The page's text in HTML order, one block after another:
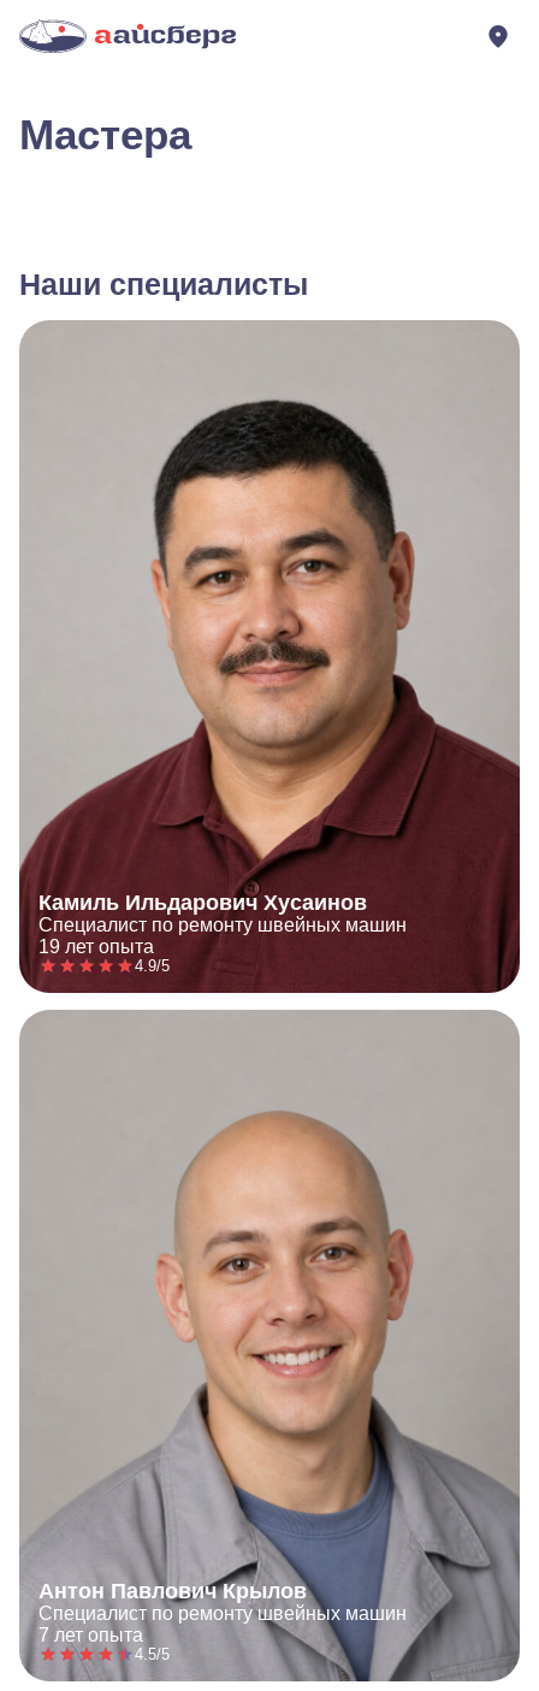
Мастера
Наши специалисты
Камиль Ильдарович Хусаинов
Специалист по ремонту швейных машин
19 лет опыта
4.9/5
Антон Павлович Крылов
Специалист по ремонту швейных машин
7 лет опыта
4.5/5